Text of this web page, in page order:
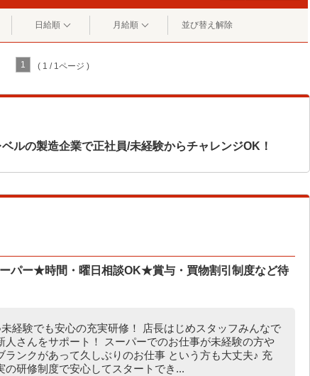
日給順 月給順 並び替え解除
1 ( 1 / 1ページ )
ルの製造企業で正社員/未経験からチャレンジOK！
ーパー★時間・曜日相談OK★賞与・買物割引制度など待
経験でも安心の充実研修！ 店長はじめスタッフみんなで
人さんをサポート！ スーパーでのお仕事が未経験の方や
ランクがあって久しぶりのお仕事 という方も大丈夫♪ 充
の研修制度で安心してスタートでき...